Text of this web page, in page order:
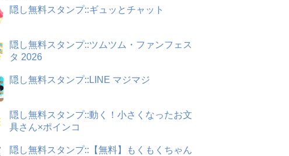
隠し無料スタンプ::ギュッとチャット
隠し無料スタンプ::ツムツム・ファンフェス
タ 2026
隠し無料スタンプ::LINE マジマジ
隠し無料スタンプ::動く！小さくなったお文
具さん×ポインコ
隠し無料スタンプ::【無料】もくもくちゃん